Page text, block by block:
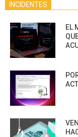
INCIDENTES
EL